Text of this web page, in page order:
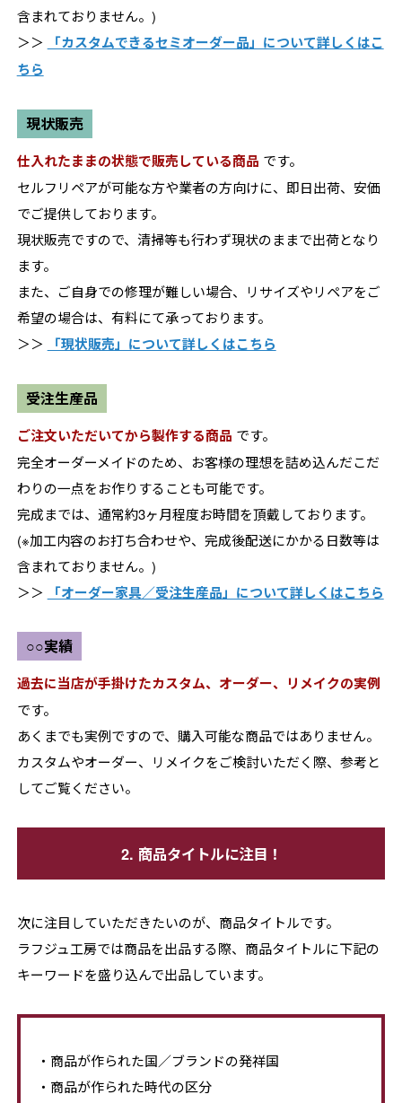
含まれておりません。)
＞＞
「カスタムできるセミオーダー品」について詳しくはこ
ちら
現状販売
仕入れたままの状態で販売している商品 です。
セルフリペアが可能な方や業者の方向けに、即日出荷、安価
でご提供しております。
現状販売ですので、清掃等も行わず現状のままで出荷となり
ます。
また、ご自身での修理が難しい場合、リサイズやリペアをご
希望の場合は、有料にて承っております。
＞＞
「現状販売」について詳しくはこちら
受注生産品
ご注文いただいてから製作する商品 です。
完全オーダーメイドのため、お客様の理想を詰め込んだこだ
わりの一点をお作りすることも可能です。
完成までは、通常約3ヶ月程度お時間を頂戴しております。
(※加工内容のお打ち合わせや、完成後配送にかかる日数等は
含まれておりません。)
＞＞
「オーダー家具／受注生産品」について詳しくはこちら
○○実績
過去に当店が手掛けたカスタム、オーダー、リメイクの実例
です。
あくまでも実例ですので、購入可能な商品ではありません。
カスタムやオーダー、リメイクをご検討いただく際、参考と
してご覧ください。
2. 商品タイトルに注目！
次に注目していただきたいのが、商品タイトルです。
ラフジュ工房では商品を出品する際、商品タイトルに下記の
キーワードを盛り込んで出品しています。
・商品が作られた国／ブランドの発祥国
・商品が作られた時代の区分